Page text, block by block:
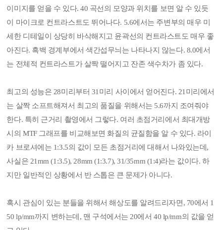
이미지를 얻을 수 있다. 40 곡선의 모양과 위치를 보면 알 수 있듯
이 마이크로 컨트라스트도 뛰어나다. 5.6에서는 주변부의 매우 미
세한 디테일이 상당히 바삭해지고 윤곽선의 컨트라스트도 매우 좋
아진다. 흑백 경계부에서 색간섭무늬는 나타나지 않는다. 8.0에서
는 전체적 컨트라스트가 살짝 떨어지고 잔존 색수차가 좀 있다.
최고의 성능은 28미리부터 31미리 사이에서 얻어진다. 21미리에서
는 살짝 소프트해져서 최고의 품질을 위해서는 5.6까지 조여줘야
한다. 특히 근거리 촬영에서 그렇다. 여러 초점거리에서 최대개방
시의 MTF 그래프를 비교해보면 화질의 균질함을 알 수 있다. 라이
카 브로셔에는 1:3.5의 값이 모든 초점거리에 대해서 나와있는데,
사실은 21mm (1:3.5), 28mm (1:3.7), 31/35mm (1:4)라는 값이다. 하
지만 일반적인 상황에서 반 스톱은 큰 문제가 아니다.
혹시 관심이 있는 분들을 위해서 해상도를 알려드리자면, 70에서 1
50 lp/mm까지 변하는데, 맨 구석에서는 20에서 40 lp/mm의 값을 얻